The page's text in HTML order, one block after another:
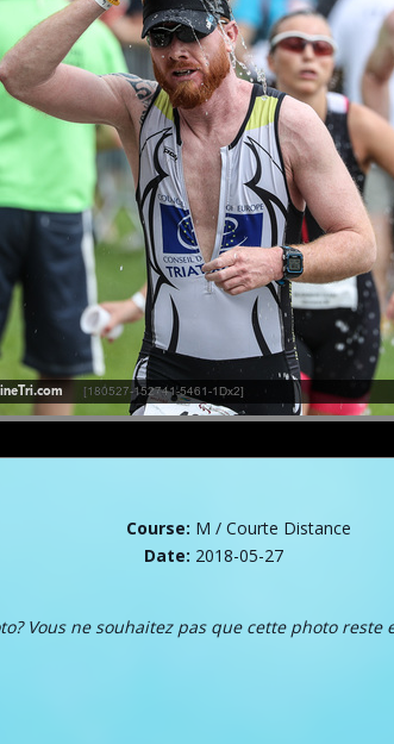
Course: M / Courte Distance
Date: 2018-05-27
Vous ne souhaitez pas que cette photo reste